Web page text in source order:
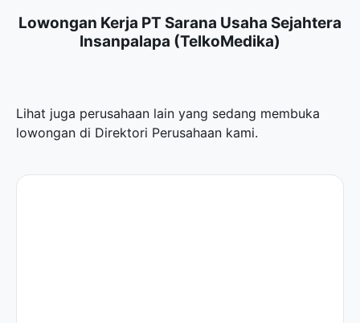
Lowongan Kerja PT Sarana Usaha Sejahtera
Insanpalapa (TelkoMedika)
Lihat juga perusahaan lain yang sedang membuka
lowongan di Direktori Perusahaan kami.